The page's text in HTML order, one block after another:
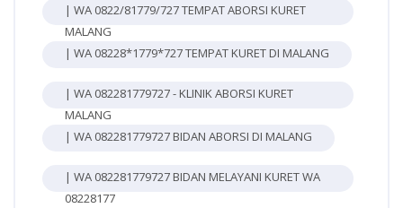
| WA 0822/81779/727 TEMPAT ABORSI KURET
MALANG
| WA 08228*1779*727 TEMPAT KURET DI MALANG
| WA 082281779727 - KLINIK ABORSI KURET
MALANG
| WA 082281779727 BIDAN ABORSI DI MALANG
| WA 082281779727 BIDAN MELAYANI KURET WA
08228177